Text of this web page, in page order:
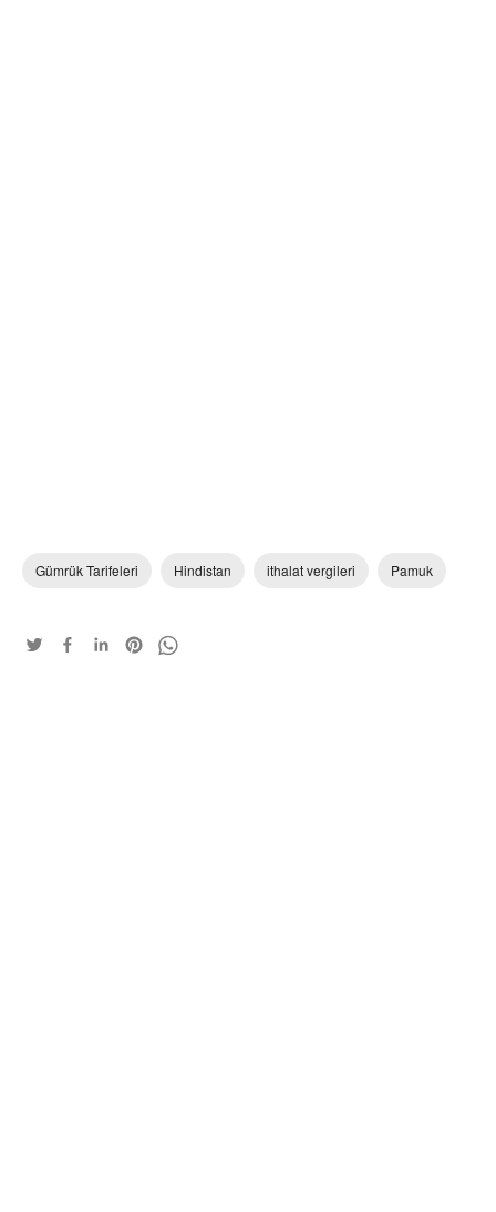
Gümrük Tarifeleri Hindistan ithalat vergileri Pamuk